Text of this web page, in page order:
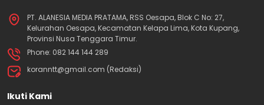
PT. ALANESIA MEDIA PRATAMA, RSS Oesapa, Blok C No: 27,
Kelurahan Oesapa, Kecamatan Kelapa Lima, Kota Kupang,
Provinsi Nusa Tenggara Timur.
Phone: 082 144 144 289
koranntt@gmail.com (Redaksi)
Ikuti Kami